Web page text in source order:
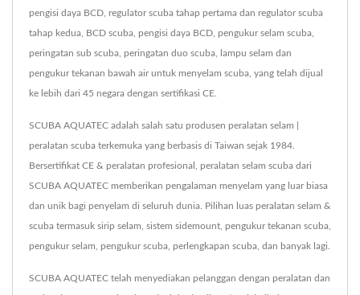
pengisi daya BCD, regulator scuba tahap pertama dan regulator scuba
tahap kedua, BCD scuba, pengisi daya BCD, pengukur selam scuba,
peringatan sub scuba, peringatan duo scuba, lampu selam dan
pengukur tekanan bawah air untuk menyelam scuba, yang telah dijual
ke lebih dari 45 negara dengan sertifikasi CE.
SCUBA AQUATEC adalah salah satu produsen peralatan selam |
peralatan scuba terkemuka yang berbasis di Taiwan sejak 1984.
Bersertifikat CE & peralatan profesional, peralatan selam scuba dari
SCUBA AQUATEC memberikan pengalaman menyelam yang luar biasa
dan unik bagi penyelam di seluruh dunia. Pilihan luas peralatan selam &
scuba termasuk sirip selam, sistem sidemount, pengukur tekanan scuba,
pengukur selam, pengukur scuba, perlengkapan scuba, dan banyak lagi.
SCUBA AQUATEC telah menyediakan pelanggan dengan peralatan dan